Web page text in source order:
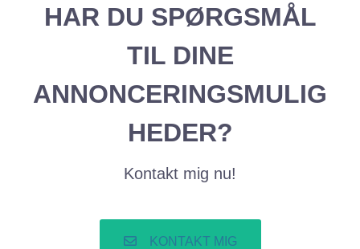
HAR DU SPØRGSMÅL
TIL DINE
ANNONCERINGSMULIG
HEDER?
Kontakt mig nu!
KONTAKT MIG